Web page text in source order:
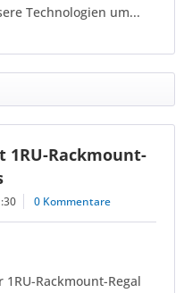
Technologien um...
Rackmount-
0 Kommentare
Rackmount-Regal